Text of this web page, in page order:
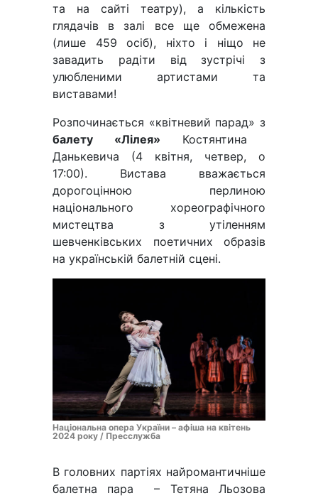
та на сайті театру), а кількість
глядачів в залі все ще обмежена
(лише 459 осіб), ніхто і ніщо не
завадить радіти від зустрічі з
улюбленими артистами та
виставами!
Розпочинається «квітневий парад» з
балету «Лілея» Костянтина
Данькевича (4 квітня, четвер, о
17:00). Вистава вважається
дорогоцінною перлиною
національного хореографічного
мистецтва з утіленням
шевченківських поетичних образів
на українській балетній сцені.
Національна опера України – афіша на квітень
2024 року / Пресслужба
В головних партіях найромантичніше
балетна пара – Тетяна Льозова